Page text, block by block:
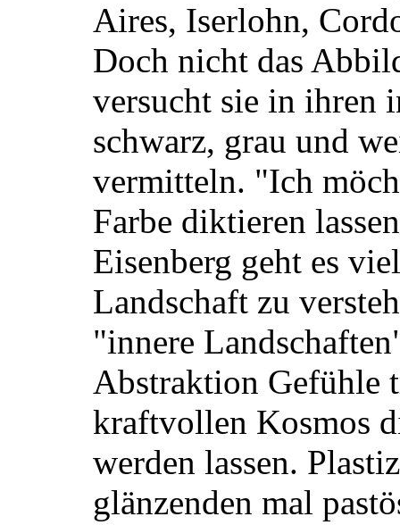
Aires, Iserlohn,
Doch nicht das
versucht sie in ihren
schwarz, grau und
vermitteln. "Ich
Farbe diktieren
Eisenberg geht es
Landschaft zu
"innere
Abstraktion Gefühle
kraftvollen Kosmos
werden lassen.
glänzenden mal